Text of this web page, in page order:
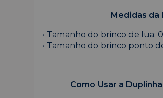
Medidas da
• Tamanho do brinco de lua:
• Tamanho do brinco ponto
Como Usar a